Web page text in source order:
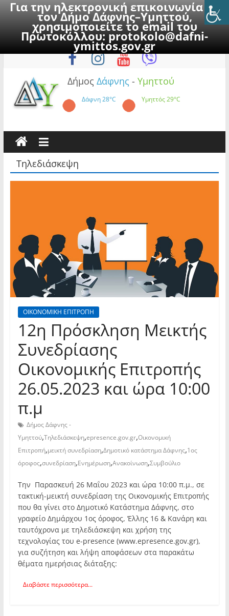
Για την ηλεκτρονική επικοινωνία με
τον Δήμο Δάφνης–Υμηττού,
χρησιμοποιείτε το email του
Πρωτοκόλλου:protokolo@dafni-
ymittos.gov.gr
to
Παρασκευή, 7 Αυγούστου 2026
Δήμος Δάφνης - Υμηττού
Δάφνη28°C Υμηττός29°C
Τηλεδιάσκεψη
ΟΙΚΟΝΟΜΙΚΗ ΕΠΙΤΡΟΠΗ
12η Πρόσκληση Μεικτής
Συνεδρίασης
Οικονομικής Επιτροπής
26.05.2023 και ώρα 10:00
π.μ
Δήμος Δάφνης -
Υμηττού,Τηλεδιάσκεψη,epresence.gov.gr,Οικονομική
Επιτροπή,μεικτή συνεδρίαση,Δημοτικό κατάστημα Δάφνης,1ος
όροφος,συνεδρίαση,Ενημέρωση,Ανακοίνωση,Συμβούλιο
Την Παρασκευή 26 Μαΐου 2023 και ώρα 10:00 π.μ., σε
τακτική-μεικτή συνεδρίαση της Οικονομικής Επιτροπής
που θα γίνει στο Δημοτικό Κατάστημα Δάφνης, στο
γραφείο Δημάρχου 1ος όροφος, Έλλης 16 & Κανάρη και
ταυτόχρονα με τηλεδιάσκεψη και χρήση της
τεχνολογίας του e-presence (www.epresence.gov.gr),
για συζήτηση και λήψη αποφάσεων στα παρακάτω
θέματα ημερήσιας διάταξης:
Διαβάστε περισσότερα...